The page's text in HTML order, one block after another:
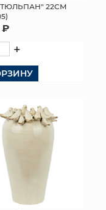
22СМ
₽
+